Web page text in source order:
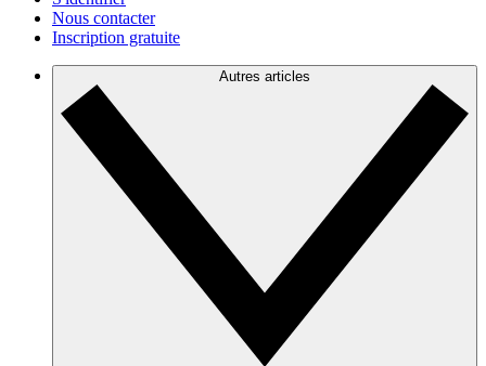
Nous contacter
Inscription gratuite
Autres articles